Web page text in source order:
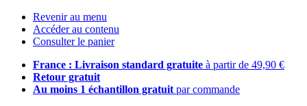
Revenir au menu
Accéder au contenu
Consulter le panier
France : Livraison standard gratuite à partir de 49,90 €
Retour gratuit
Au moins 1 échantillon gratuit par commande